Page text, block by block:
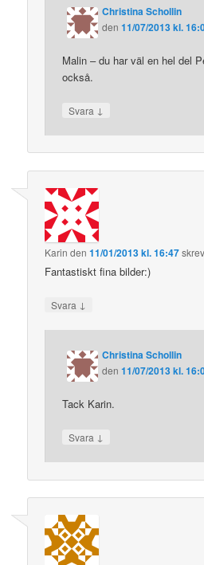
Christina Schollin
den11/07/2013 kl.
Malin – du har väl en hel del
också.
Svara ↓
Karin den11/01/2013 kl. 16:47
Fantastiskt fina bilder:)
Svara ↓
Christina Schollin
den11/07/2013 kl.
Tack Karin.
Svara ↓